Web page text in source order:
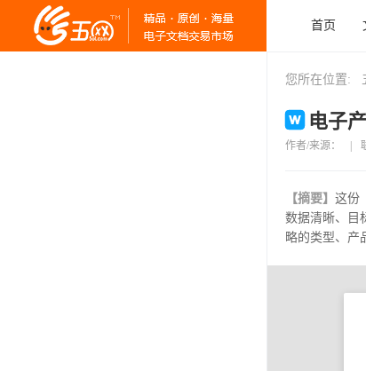
首页
您所在位置:
电子
作者/来源：
【摘要】 这份
数据清晰、目
略的类型、产